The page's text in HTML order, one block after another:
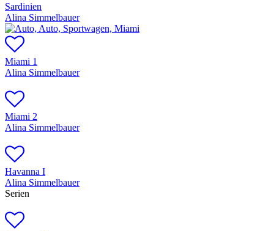
Sardinien
Alina Simmelbauer
Miami 1
Alina Simmelbauer
Miami 2
Alina Simmelbauer
Havanna I
Alina Simmelbauer
Serien